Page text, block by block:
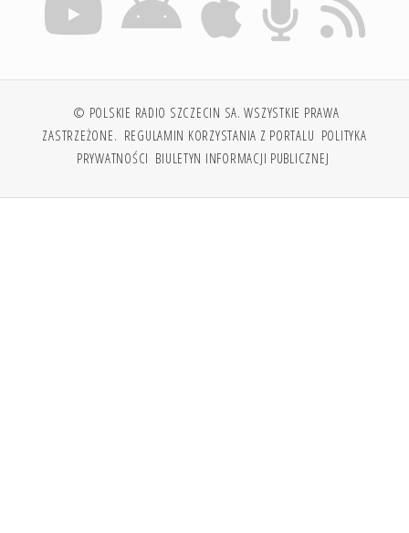
© POLSKIE RADIO SZCZECIN SA. WSZYSTKIE PRAWA
ZASTRZEŻONE. REGULAMIN KORZYSTANIA Z PORTALU POLITYKA
PRYWATNOŚCI BIULETYN INFORMACJI PUBLICZNEJ